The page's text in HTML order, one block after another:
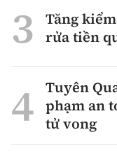
Tăng
rửa tiền
Tuyên
phạm an
tử vong